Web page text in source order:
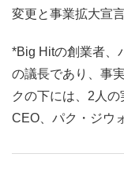
変更と事業拡大宣
*Big Hitの創業者、
の議長であり、事
クの下には、2人
CEO、パク・ジウ